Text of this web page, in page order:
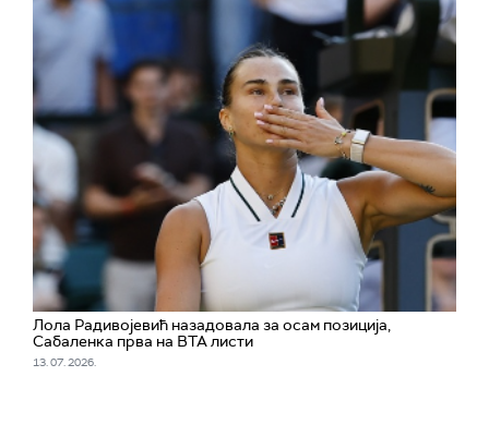
Лола Радивојевић назадовала за осам позиција,
Сабаленка прва на ВТА листи
13. 07. 2026.